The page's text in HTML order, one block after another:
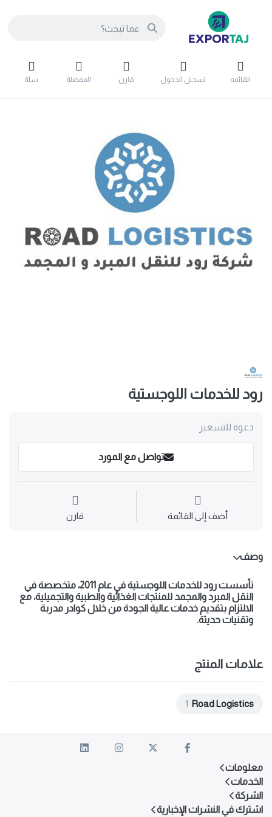
القائمه تسجيل الدخول قارن المفضلة سلة
رود للخدمات اللوجستية
دعوة للتسعير
تواصل مع المورد
أضف إلى القائمة قارن
وصف
تأسست رود للخدمات اللوجستية في عام 2011، متخصصة في
النقل المبرد والمجمد للمنتجات الغذائية والطبية والتجميلية، مع
الالتزام بتقديم خدمات عالية الجودة من خلال كوادر مدربة
وتقنيات حديثة.
علامات المنتج
Road Logistics
1
معلومات
الخدمات
الشركة
اشترك في النشرات الإخبارية